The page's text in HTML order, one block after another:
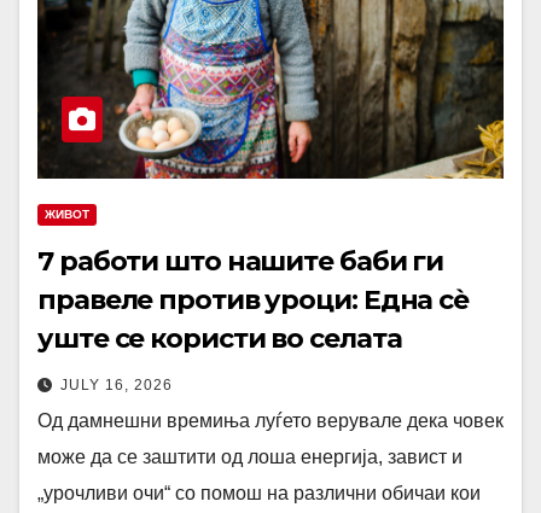
ЖИВОТ
7 работи што нашите баби ги
правеле против уроци: Една сè
уште се користи во селата
JULY 16, 2026
Од дамнешни времиња луѓето верувале дека човек
може да се заштити од лоша енергија, завист и
„урочливи очи“ со помош на различни обичаи кои